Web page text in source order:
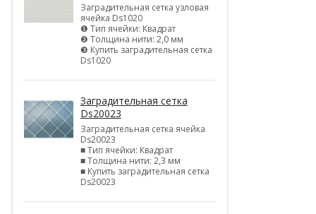
Заградительная сетка узловая
ячейка Ds1020
❶ Тип ячейки: Квадрат
❷ Толщина нити: 2,0 мм
❸ Купить заградительная сетка
Ds1020
Заградительная сетка
Ds20023
Заградительная сетка ячейка
Ds20023
■ Тип ячейки: Квадрат
■ Толщина нити: 2,3 мм
■ Купить заградительная сетка
Ds20023